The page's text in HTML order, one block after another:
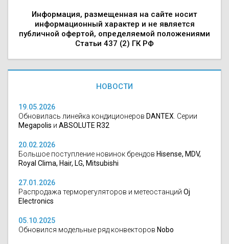
Информация, размещенная на сайте носит
информационный характер и не является
публичной офертой, определяемой положениями
Статьи 437 (2) ГК РФ
НОВОСТИ
19.05.2026
Обновилась линейка кондиционеров DANTEX . Серии
Megapolis и ABSOLUTE R32
20.02.2026
Большое поступление новинок брендов Hisense, MDV,
Royal Clima, Hair, LG, Mitsubishi
27.01.2026
Распродажа терморегуляторов и метеостанций Oj
Electronics
05.10.2025
Обновился модельные ряд конвекторов Nobo